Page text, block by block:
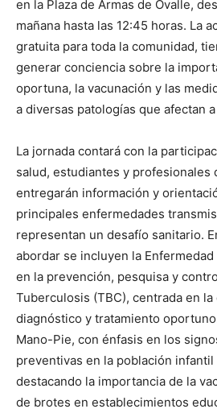
en la Plaza de Armas de Ovalle,
mañana hasta las 12:45 horas. La
gratuita para toda la comunidad,
generar conciencia sobre la
oportuna, la vacunación y las
a diversas patologías que afectan
La jornada contará con la
salud, estudiantes y profesionales
entregarán información y
principales enfermedades
representan un desafío sanitario.
abordar se incluyen la
en la prevención, pesquisa y
Tuberculosis (TBC), centrada en
diagnóstico y tratamiento
Mano-Pie, con énfasis en los
preventivas en la población infantil
destacando la importancia de la
de brotes en establecimientos